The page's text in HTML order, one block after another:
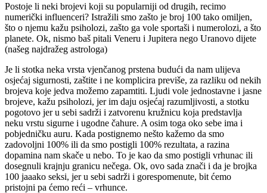
Postoje li neki brojevi koji su popularniji od drugih, recimo
numerički influenceri? Istražili smo zašto je broj 100 tako omiljen,
što o njemu kažu psiholozi, zašto ga vole sportaši i numerolozi, a što
planete. Ok, nismo baš pitali Veneru i Jupitera nego Uranovo dijete
(našeg najdražeg astrologa)
Je li stotka neka vrsta vjenčanog prstena budući da nam ulijeva
osjećaj sigurnosti, zaštite i ne komplicira previše, za razliku od nekih
brojeva koje jedva možemo zapamtiti. Ljudi vole jednostavne i jasne
brojeve, kažu psiholozi, jer im daju osjećaj razumljivosti, a stotku
pogotovo jer u sebi sadrži i zatvorenu kružnicu koja predstavlja
neku vrstu sigurne i ugodne čahure. A osim toga oko sebe ima i
pobjedničku auru. Kada postignemo nešto kažemo da smo
zadovoljni 100% ili da smo postigli 100% rezultata, a razina
dopamina nam skače u nebo. To je kao da smo postigli vrhunac ili
dosegnuli krajnju granicu nečega. Ok, ovo sada znači i da je brojka
100 jaaako seksi, jer u sebi sadrži i gorespomenute, bit ćemo
pristojni pa ćemo reći – vrhunce.